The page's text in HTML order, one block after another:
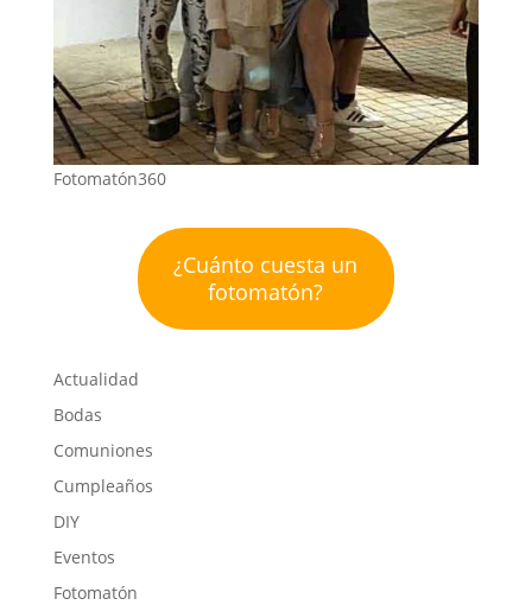
Fotomatón360
¿Cuánto cuesta un
fotomatón?
Actualidad
Bodas
Comuniones
Cumpleaños
DIY
Eventos
Fotomatón